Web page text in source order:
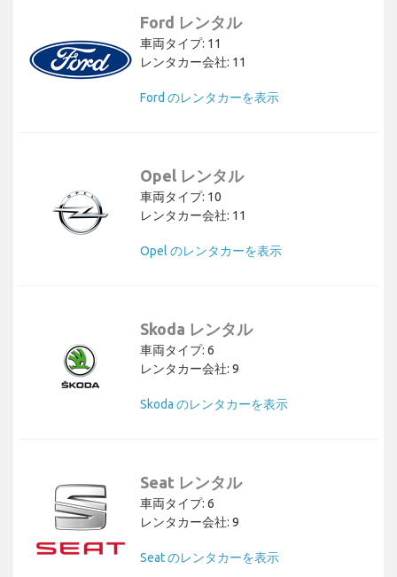
Ford レンタル
車両タイプ: 11
レンタカー会社: 11
Ford のレンタカーを表示
Opel レンタル
車両タイプ: 10
レンタカー会社: 11
Opel のレンタカーを表示
Skoda レンタル
車両タイプ: 6
レンタカー会社: 9
Skoda のレンタカーを表示
Seat レンタル
車両タイプ: 6
レンタカー会社: 9
Seat のレンタカーを表示